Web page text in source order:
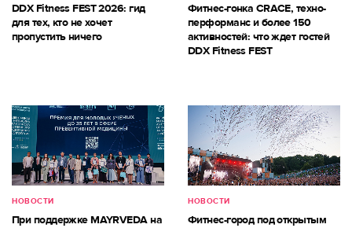
DDX Fitness FEST 2026: гид
для тех, кто не хочет
пропустить ничего
Фитнес-гонка CRACE, техно-
перформанс и более 150
активностей: что ждет гостей
DDX Fitness FEST
НОВОСТИ
При поддержке MAYRVEDA на
НОВОСТИ
Фитнес-город под открытым